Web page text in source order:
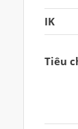
IK
Tiêu